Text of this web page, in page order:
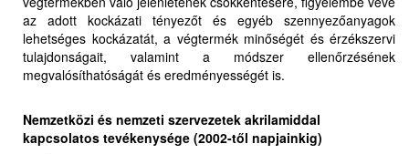
az adott kockázati tényezőt és egyéb szennyezőanyagok
lehetséges kockázatát, a végtermék minőségét és érzékszervi
tulajdonságait, valamint a módszer ellenőrzésének
megvalósíthatóságát és eredményességét is.
Nemzetközi és nemzeti szervezetek akrilamiddal
kapcsolatos tevékenysége (2002-től napjainkig)